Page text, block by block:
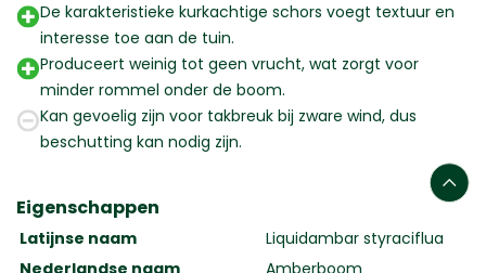
De karakteristieke kurkachtige schors voegt textuur en
interesse toe aan de tuin.
Produceert weinig tot geen vrucht, wat zorgt voor
minder rommel onder de boom.
Kan gevoelig zijn voor takbreuk bij zware wind, dus
beschutting kan nodig zijn.
Eigenschappen
Latijnse naam
Liquidambar styraciflua